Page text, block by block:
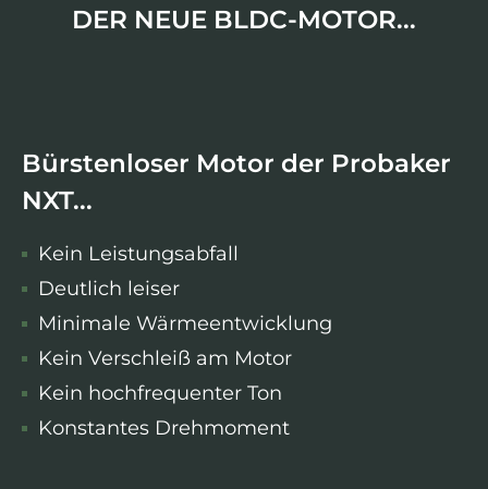
DER NEUE BLDC-MOTOR...
Bürstenloser Motor der Probaker
NXT...
Kein Leistungsabfall
Deutlich leiser
Minimale Wärmeentwicklung
Kein Verschleiß am Motor
Kein hochfrequenter Ton
Konstantes Drehmoment